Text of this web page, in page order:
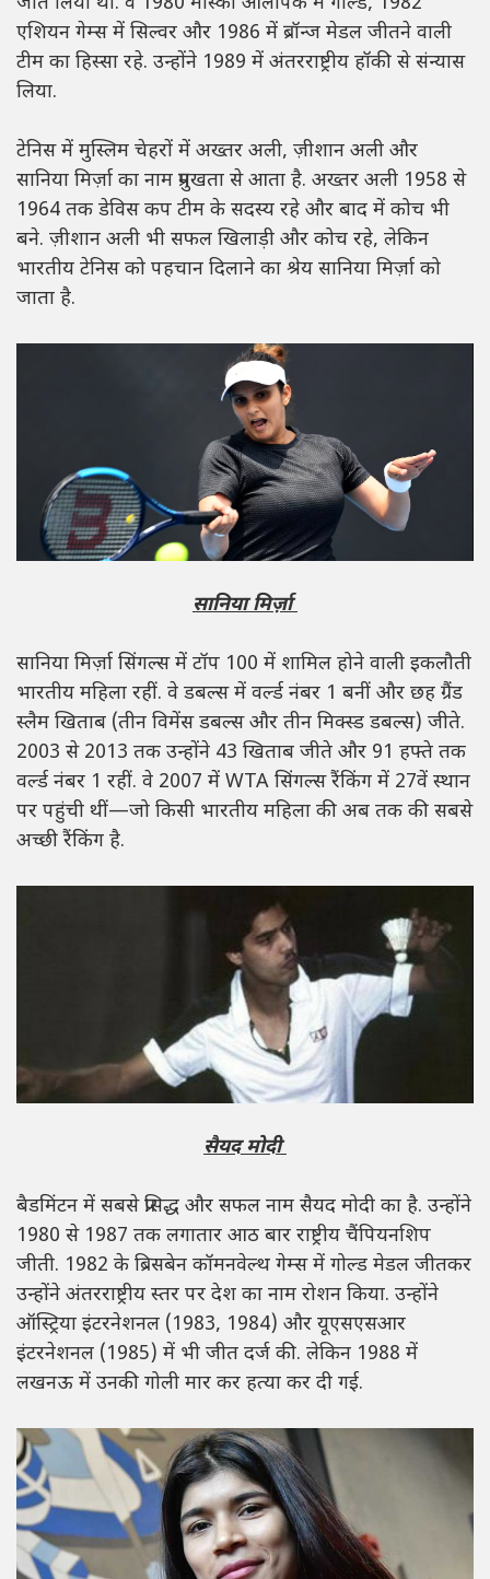
एशियन गेम्स में सिल्वर और 1986 में ब्रॉन्ज मेडल जीतने वाली
टीम का हिस्सा रहे. उन्होंने 1989 में अंतरराष्ट्रीय हॉकी से संन्यास
लिया.
टेनिस में मुस्लिम चेहरों में अख्तर अली, ज़ीशान अली और
सानिया मिर्ज़ा का नाम प्रमुखता से आता है. अख्तर अली 1958 से
1964 तक डेविस कप टीम के सदस्य रहे और बाद में कोच भी
बने. ज़ीशान अली भी सफल खिलाड़ी और कोच रहे, लेकिन
भारतीय टेनिस को पहचान दिलाने का श्रेय सानिया मिर्ज़ा को
जाता है.
सानिया मिर्ज़ा
सानिया मिर्ज़ा सिंगल्स में टॉप 100 में शामिल होने वाली इकलौती
भारतीय महिला रहीं. वे डबल्स में वर्ल्ड नंबर 1 बनीं और छह ग्रैंड
स्लैम खिताब (तीन विमेंस डबल्स और तीन मिक्स्ड डबल्स) जीते.
2003 से 2013 तक उन्होंने 43 खिताब जीते और 91 हफ्ते तक
वर्ल्ड नंबर 1 रहीं. वे 2007 में WTA सिंगल्स रैंकिंग में 27वें स्थान
पर पहुंची थीं—जो किसी भारतीय महिला की अब तक की सबसे
अच्छी रैंकिंग है.
सैयद मोदी
बैडमिंटन में सबसे प्रसिद्ध और सफल नाम सैयद मोदी का है. उन्होंने
1980 से 1987 तक लगातार आठ बार राष्ट्रीय चैंपियनशिप
जीती. 1982 के ब्रिसबेन कॉमनवेल्थ गेम्स में गोल्ड मेडल जीतकर
उन्होंने अंतरराष्ट्रीय स्तर पर देश का नाम रोशन किया. उन्होंने
ऑस्ट्रिया इंटरनेशनल (1983, 1984) और यूएसएसआर
इंटरनेशनल (1985) में भी जीत दर्ज की. लेकिन 1988 में
लखनऊ में उनकी गोली मार कर हत्या कर दी गई.